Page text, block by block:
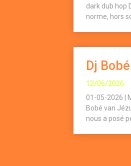
dark dub hop
norme, hors
Dj
12/06/2026
01-05-2026 |
Bobé van
nous a posé